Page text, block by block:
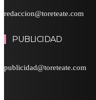
redaccion@toreteate.com
PUBLICIDAD
publicidad@toreteate.com